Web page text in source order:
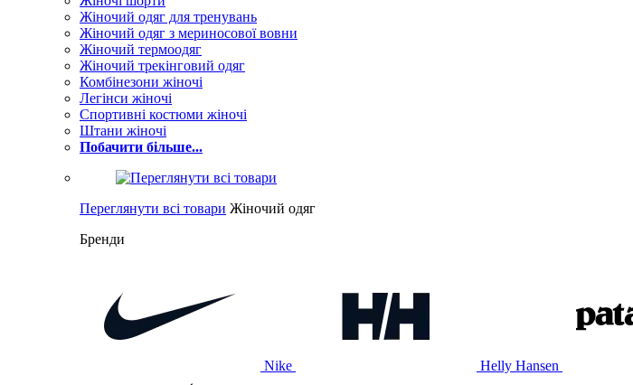
Жіночий одяг для тренувань
Жіночий одяг з мериносової вовни
Жіночий термоодяг
Жіночий трекінговий одяг
Комбінезони жіночі
Легінси жіночі
Спортивні костюми жіночі
Штани жіночі
Побачити більше...
Переглянути всі товари Жіночий одяг
Бренди
Nike Helly Hansen